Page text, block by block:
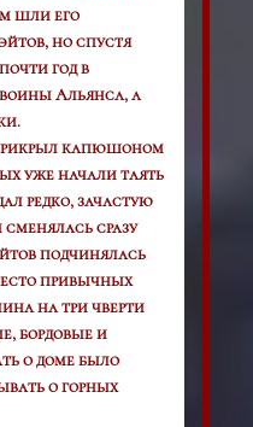
шли его
но спустя
год в
Альянса, а
капюшоном
уже начали таять
редко, зачастую
сразу
подчинялась
привычных
на три чверти
бордовые и
о доме было
о горных